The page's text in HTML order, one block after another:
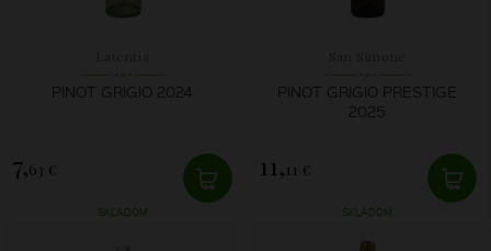
PINOT GRIGIO 2024
7,63 €
SKLADOM
PINOT GRIGIO PRESTIGE
2025
11, 11 €
SKLADOM